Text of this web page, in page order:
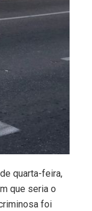
quarta-feira,
que seria o
foi